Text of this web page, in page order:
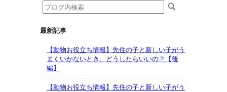
最新記事
【動物お役立ち情報】先住の子と新しい子がう
まくいかないとき、どうしたらいいの？【後
編】
【動物お役立ち情報】先住の子と新しい子がう